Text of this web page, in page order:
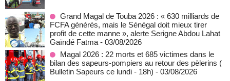
Grand Magal de Touba 2026 : « 630 milliards de
FCFA générés, mais le Sénégal doit mieux tirer
profit de cette manne », alerte Serigne Abdou Lahat
Gaïndé Fatma - 03/08/2026
Magal 2026 : 22 morts et 685 victimes dans le
bilan des sapeurs-pompiers au retour des pèlerins (
Bulletin Sapeurs ce lundi - 18h) - 03/08/2026